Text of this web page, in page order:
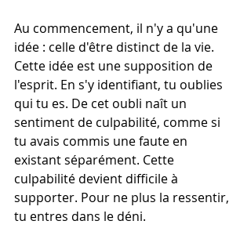
Au commencement, il n'y a qu'une
idée : celle d'être distinct de la vie.
Cette idée est une supposition de
l'esprit. En s'y identifiant, tu oublies
qui tu es. De cet oubli naît un
sentiment de culpabilité, comme si
tu avais commis une faute en
existant séparément. Cette
culpabilité devient difficile à
supporter. Pour ne plus la ressentir,
tu entres dans le déni.